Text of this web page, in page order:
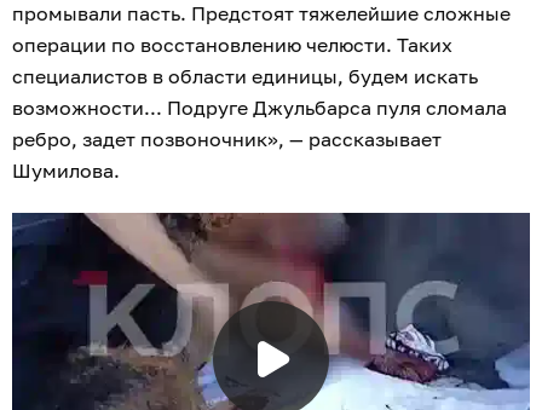
промывали пасть. Предстоят тяжелейшие сложные
операции по восстановлению челюсти. Таких
специалистов в области единицы, будем искать
возможности... Подруге Джульбарса пуля сломала
ребро, задет позвоночник», — рассказывает
Шумилова.